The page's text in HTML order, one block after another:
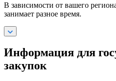
В зависимости от вашего
занимает разное время.
Информация для
закупок